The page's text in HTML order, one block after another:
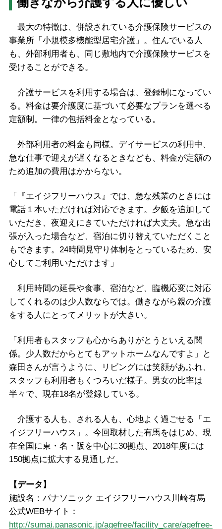
最大の特徴は、併設されている介護保険サービスの
事業所「小規模多機能型居宅介護」。住んでいる人
も、外部利用者も、同じ敷地内で介護保険サービスを
受けることができる。
介護サービスを利用する場合は、登録制になってい
る。料金は要介護度に基づいて必要なプランを選べる
定額制。一律の包括料金となっている。
外部利用者の料金も同様。デイサービスの利用中、
急な仕事で迎えが遅くなるときなども、料金が定額の
ため追加の費用はかからない。
「『エイジフリーハウス』では、急な残業のときには
電話１本いただければ対応できます。夕飯を追加して
いただき、夜迎えにきていただければ大丈夫。急な出
張が入った場合など、宿泊に切り替えていただくこと
もできます。24時間見守り体制をとっているため、安
心してご利用いただけます」
利用時間の延長や食事、宿泊など、臨機応変に対応
してくれるのは少人数ならでは。働きながら親の介護
をする人にとってメリットが大きい。
「利用者もスタッフも心からありがとうといえる関
係。少人数だからとてもアットホームなんですよ」と
森田さんが言うように、リビングには笑顔があふれ、
スタッフも利用者もくつろいだ様子。男女の比率は
半々で、現在18名が登録している。
介護する人も、される人も、心地よく過ごせる「エ
イジフリーハウス」。今回取材した有馬をはじめ、現
在全国に東・名・阪を中心に30拠点、2018年度には
150拠点に拡大する見通しだ。
【データ】
施設名：パナソニック エイジフリーハウス川崎有馬
公式WEBサイト：
http://sumai.panasonic.jp/agefree/facility_care/agefree-